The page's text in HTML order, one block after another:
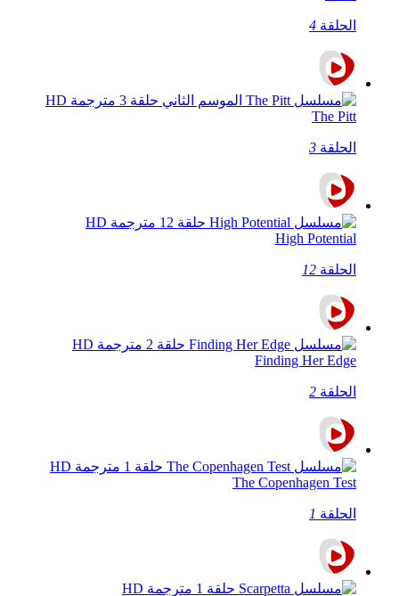
الحلقة 4
The Pitt
الحلقة 3
High Potential
الحلقة 12
Finding Her Edge
الحلقة 2
The Copenhagen Test
الحلقة 1